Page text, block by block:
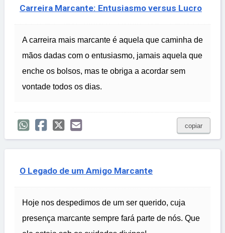
Carreira Marcante: Entusiasmo versus Lucro
A carreira mais marcante é aquela que caminha de
mãos dadas com o entusiasmo, jamais aquela que
enche os bolsos, mas te obriga a acordar sem
vontade todos os dias.
copiar
O Legado de um Amigo Marcante
Hoje nos despedimos de um ser querido, cuja
presença marcante sempre fará parte de nós. Que